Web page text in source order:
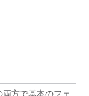
方で基本のフェ